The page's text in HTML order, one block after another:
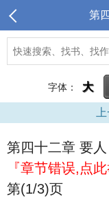
第
字体： 大
第四十二章 要人
『章节错误,点此
第(1/3)页